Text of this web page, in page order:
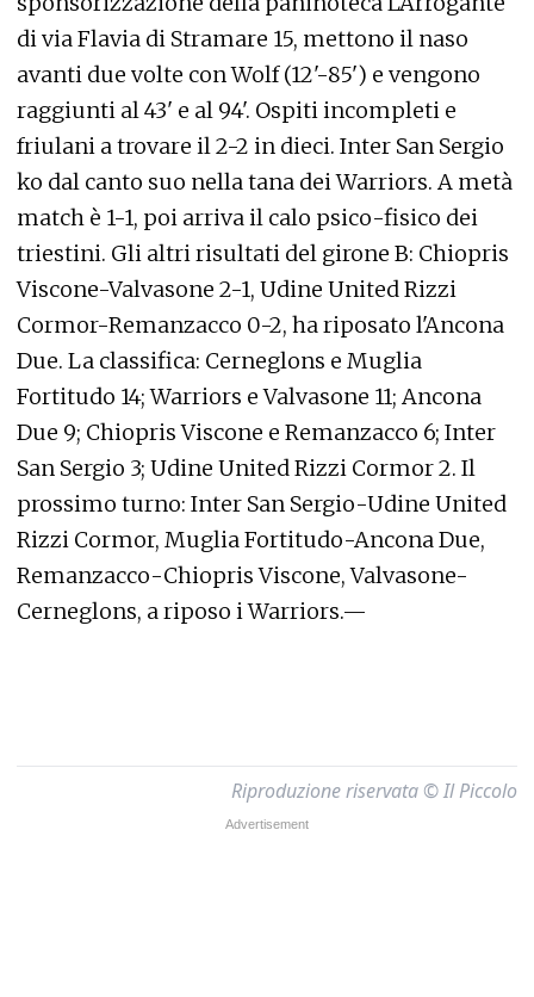
di via Flavia di Stramare 15, mettono il naso
avanti due volte con Wolf (12'-85') e vengono
raggiunti al 43' e al 94'. Ospiti incompleti e
friulani a trovare il 2-2 in dieci. Inter San Sergio
ko dal canto suo nella tana dei Warriors. A metà
match è 1-1, poi arriva il calo psico-fisico dei
triestini. Gli altri risultati del girone B: Chiopris
Viscone-Valvasone 2-1, Udine United Rizzi
Cormor-Remanzacco 0-2, ha riposato l'Ancona
Due. La classifica: Cerneglons e Muglia
Fortitudo 14; Warriors e Valvasone 11; Ancona
Due 9; Chiopris Viscone e Remanzacco 6; Inter
San Sergio 3; Udine United Rizzi Cormor 2. Il
prossimo turno: Inter San Sergio-Udine United
Rizzi Cormor, Muglia Fortitudo-Ancona Due,
Remanzacco-Chiopris Viscone, Valvasone-
Cerneglons, a riposo i Warriors.—
Riproduzione riservata © Il Piccolo